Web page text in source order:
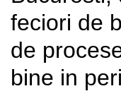
feciori de
de
bine in